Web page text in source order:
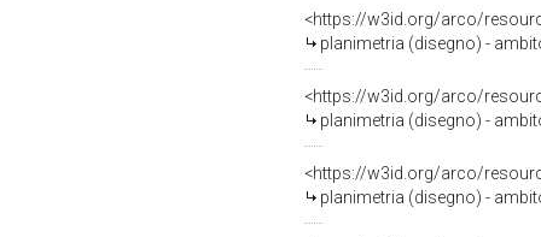
<https://w3id.org/arco/
planimetria (disegno) -
<https://w3id.org/arco/
planimetria (disegno) -
<https://w3id.org/arco/
planimetria (disegno) -